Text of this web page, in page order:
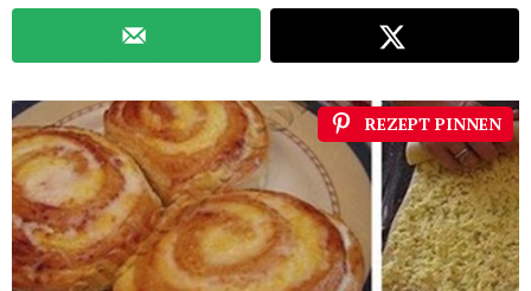
REZEPT PINNEN